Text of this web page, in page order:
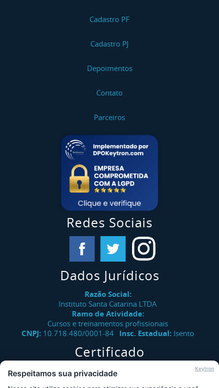
Cadastro PF
Cadastro PJ
Depoimentos
Contato
Parceiros
Redes Sociais
Dados Jurídicos
Razão Social:
Instituto Santa Catarina LTDA
Ramo de Atividade:
Cursos e treinamentos profissionais
CNPJ: 10.718.480/0001-84 Insc. Estadual: Isento
Certificado
Verifique a autenticidade de certificados emitidos pelo
Instituto Santa Catarina.
Keytron
Respeitamos sua privacidade